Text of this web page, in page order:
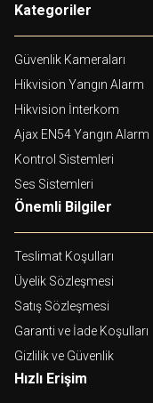
Kategoriler
Güvenlik Kameraları
Hikvision Yangın Alarm
Hikvision İnterkom
Ajax EN54 Yangın Alarm
Kontrol Sistemleri
Ses Sistemleri
Önemli Bilgiler
Teslimat Koşulları
Üyelik Sözleşmesi
Satış Sözleşmesi
Garanti ve İade Koşulları
Gizlilik ve Güvenlik
Hızlı Erişim